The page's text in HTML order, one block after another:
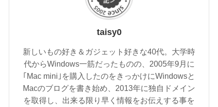
taisy0
新しいもの好き＆ガジェット好きな40代。大学時
代からWindows一筋だったものの、2005年9月に
｢Mac mini｣を購入したのをきっかけにWindowsと
Macのブログを書き始め、2013年に独自ドメイン
を取得し、出来る限り早く情報をお伝えする事を